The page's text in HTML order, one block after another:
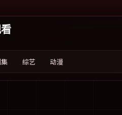
综艺 动漫